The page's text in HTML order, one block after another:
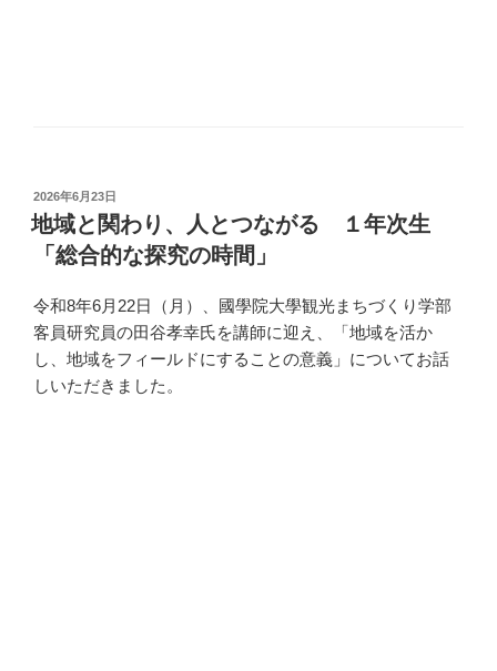
投
稿
日:
2026年6月23日
地域と関わり、人とつながる １年次生
「総合的な探究の時間」
令和8年6月22日（月）、國學院大學観光まちづくり学部
客員研究員の田谷孝幸氏を講師に迎え、「地域を活か
し、地域をフィールドにすることの意義」についてお話
しいただきました。